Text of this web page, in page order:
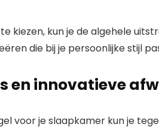
kiezen, kun je de algehele
die bij je persoonlijke stijl
en innovatieve
voor je slaapkamer kun je